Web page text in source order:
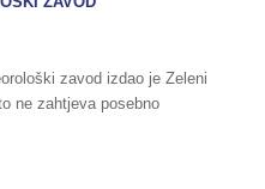
zavod izdao je Zeleni
ne zahtjeva posebno